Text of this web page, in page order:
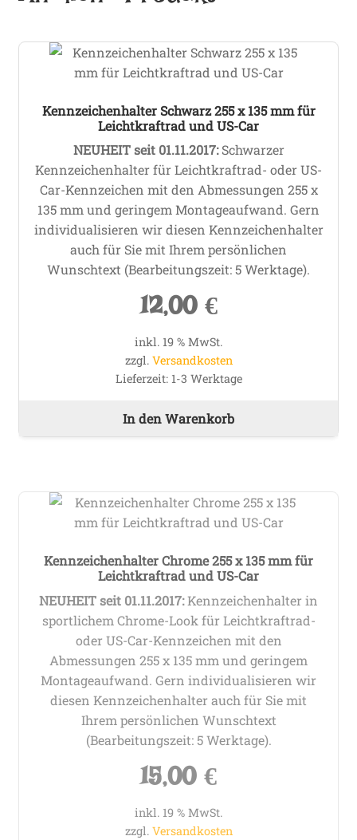
Kennzeichenhalter Schwarz 255 x 135 mm für
Leichtkraftrad und US-Car
NEUHEIT seit 01.11.2017:Schwarzer
Kennzeichenhalter für Leichtkraftrad- oder US-
Car-Kennzeichen mit den Abmessungen 255 x
135 mmund geringem Montageaufwand. Gern
individualisieren wir diesen Kennzeichenhalter
auch für Sie mit Ihrem persönlichen
Wunschtext (Bearbeitungszeit: 5 Werktage).
12,00€
inkl. 19 % MwSt.
zzgl. Versandkosten
Lieferzeit: 1-3 Werktage
In den Warenkorb
Kennzeichenhalter Chrome 255 x 135 mm für
Leichtkraftrad und US-Car
NEUHEIT seit 01.11.2017:Kennzeichenhalter in
sportlichem Chrome-Look für Leichtkraftrad-
oder US-Car-Kennzeichen mit den
Abmessungen 255 x 135 mm und geringem
Montageaufwand. Gern individualisieren wir
diesen Kennzeichenhalter auch für Sie mit
Ihrem persönlichen Wunschtext
(Bearbeitungszeit: 5 Werktage).
15,00€
inkl. 19 % MwSt.
zzgl. Versandkosten